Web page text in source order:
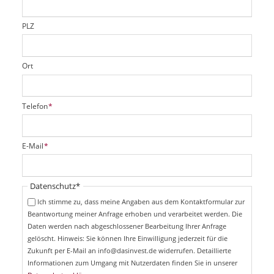
d
PLZ
Ort
P
f
i
c
t
f
Telefon*
P
f
i
E-Mail*
Pflichtfeld
Datenschutz*
Ich stimme zu, dass meine Angaben aus dem Kontaktformular zur
Beantwortung meiner Anfrage erhoben und verarbeitet werden. Die
Daten werden nach abgeschlossener Bearbeitung Ihrer Anfrage
gelöscht. Hinweis: Sie können Ihre Einwilligung jederzeit für die
Zukunft per E-Mail an info@dasinvest.de widerrufen. Detaillierte
Informationen zum Umgang mit Nutzerdaten finden Sie in unserer